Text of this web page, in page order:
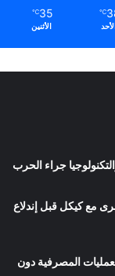
℃
الأحد
35
℃
الأثنين
مع كيكل قبل إندلاع
المصرفية دون